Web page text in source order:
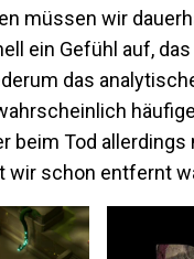
müssen wir
ein Gefühl auf,
das
beim Tod
wir schon entfernt